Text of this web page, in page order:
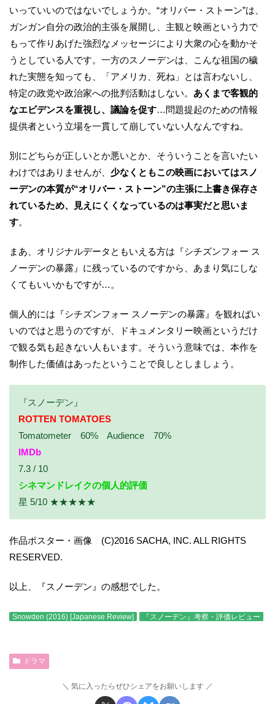
いっていいのではないでしょうか。“オリバー・ストーン”は、
ガンガン自分の政治的主張を展開し、主観と映画という力で
もって作りあげた強烈なメッセージにより大衆の心を動かそ
うとしている人です。一方のスノーデンは、こんな祖国の穢
れた実態を知っても、「アメリカ、死ね」とは言わないし、
特定の政党や政治家への批判活動はしない。 あくまで客観的
なエビデンスを重視し、議論を促す…問題提起のための情報
提供者という立場を一貫して崩していない人なんですね。
別にどちらが正しいとか悪いとか、そういうことを言いたい
わけではありませんが、 少なくともこの映画においてはスノ
ーデンの本質が“オリバー・ストーン”の主張に上書き保存さ
れているため、見えにくくなっているのは事実だと思いま
す。
まあ、オリジナルデータともいえる方は『シチズンフォー ス
ノーデンの暴露』に残っているのですから、あまり気にしな
くてもいいかもですが…。
個人的には『シチズンフォー スノーデンの暴露』を観ればい
いのではと思うのですが、ドキュメンタリー映画というだけ
で観る気も起きない人もいます。そういう意味では、本作を
制作した価値はあったということで良しとしましょう。
『スノーデン』
ROTTEN TOMATOES
Tomatometer 60% Audience 70%
IMDb
7.3 / 10
シネマンドレイクの個人的評価
星 5/10 ★★★★★
作品ポスター・画像 (C)2016 SACHA, INC. ALL RIGHTS
RESERVED.
以上、『スノーデン』の感想でした。
Snowden (2016) [Japanese Review] 『スノーデン』考察・評価レビュー
ドラマ
気に入ったらぜひシェアをお願いします